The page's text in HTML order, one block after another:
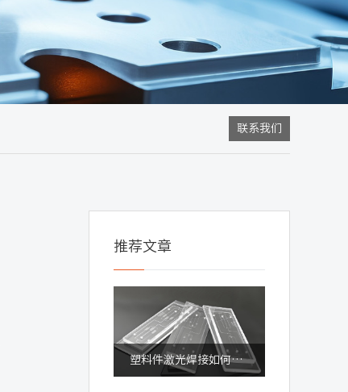
联系我们
推荐文章
塑料件激光焊接如何保障成品质量与良率